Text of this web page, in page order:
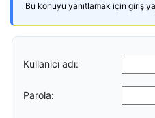
Bu konuyu yanıtlamak için giriş
Kullanıcı adı:
Parola: